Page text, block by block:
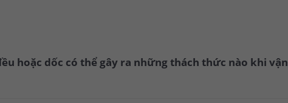
hoặc dốc có thể gây ra những thách thức nào khi vận